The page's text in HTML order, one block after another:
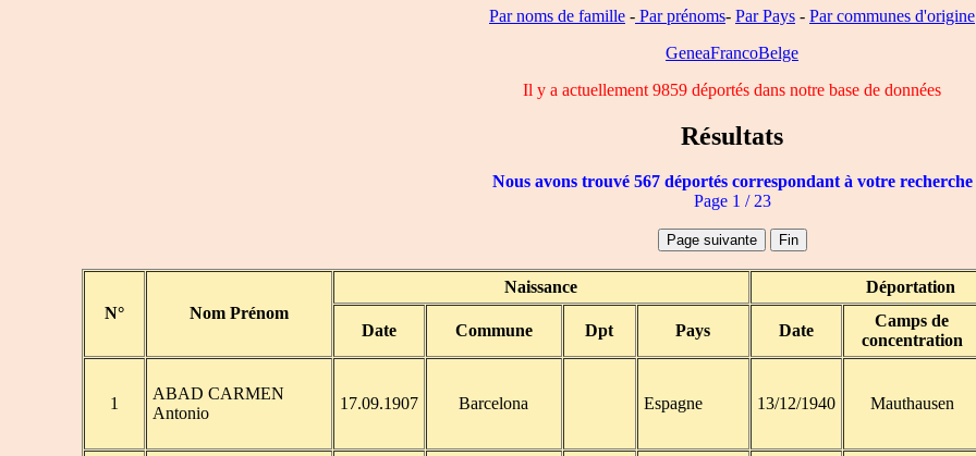
Par noms de famille - Par prénoms- Par Pays - Par communes d'origine
GeneaFrancoBelge
Il y a actuellement 9859 déportés dans notre base de données
Résultats
Nous avons trouvé 567 déportés correspondant à votre recherche
Page 1 / 23
N° Nom Prénom
Naissance Déportation
Date
Commune Dpt Pays Date
Camps de
concentration
1
ABAD CARMEN
Antonio
17.09.1907 Barcelona Espagne 13/12/1940 Mauthausen